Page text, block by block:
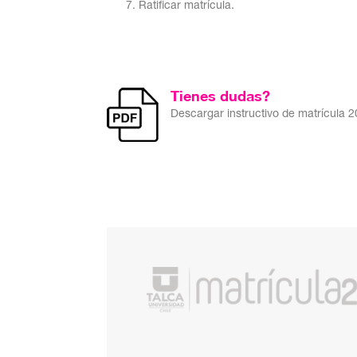
Ratificar matrícula.
Tienes dudas?
Descargar instructivo de matrícula